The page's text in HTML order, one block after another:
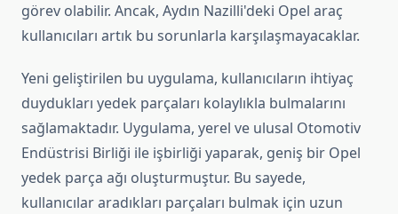
görev olabilir. Ancak, Aydın Nazilli'deki Opel araç
kullanıcıları artık bu sorunlarla karşılaşmayacaklar.
Yeni geliştirilen bu uygulama, kullanıcıların ihtiyaç
duydukları yedek parçaları kolaylıkla bulmalarını
sağlamaktadır. Uygulama, yerel ve ulusal Otomotiv
Endüstrisi Birliği ile işbirliği yaparak, geniş bir Opel
yedek parça ağı oluşturmuştur. Bu sayede,
kullanıcılar aradıkları parçaları bulmak için uzun